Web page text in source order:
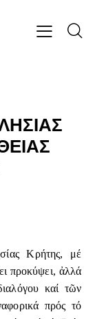
Κρήτης, μέ
προκύψει, ἀλλά
καί τῶν
πρός τό